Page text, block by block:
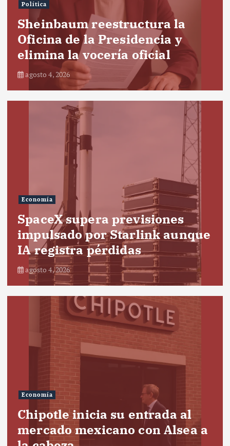
Política
Sheinbaum reestructura la
Oficina de la Presidencia y
elimina la vocería oficial
agosto 4, 2026
Economía
SpaceX supera previsiones
impulsado por Starlink aunque
IA registra pérdidas
agosto 4, 2026
Economía
Chipotle inicia su entrada al
mercado mexicano con Alsea a